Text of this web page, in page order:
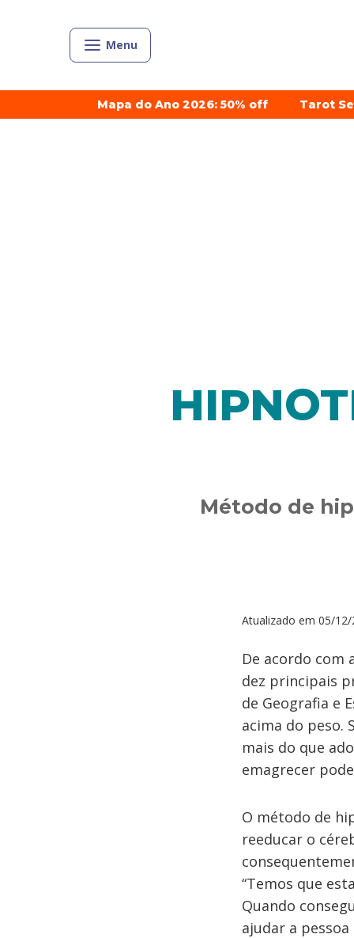
Menu
Mapa do Ano 2026: 50% off Tarot
Método de
Atualizado em 05/12/
De acordo com
dez principais
de Geografia e
acima do peso.
mais do que
emagrecer
O método de
reeducar o
“Temos que
Quando
ajudar a